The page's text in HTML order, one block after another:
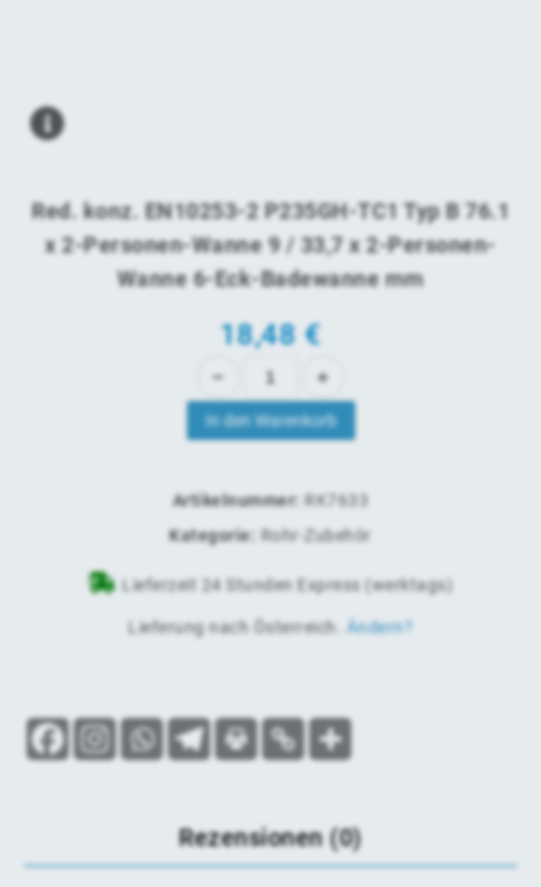
Red. konz. EN10253-2 P235GH-TC1 Typ B 76.1
x 2-Personen-Wanne 9 / 33,7 x 2-Personen-
Wanne 6-Eck-Badewanne mm
18,48€
In den Warenkorb
Artikelnummer: RK7633
Kategorie:
Rohr-Zubehör
Lieferzeit 24 Stunden Express (werktags)
Lieferung nach Österreich Ändern?
Rezensionen (0)